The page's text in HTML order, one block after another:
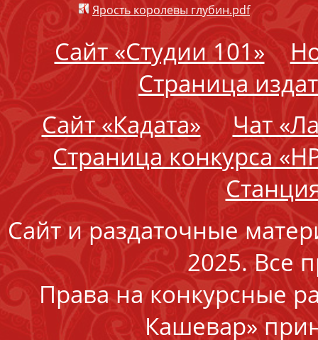
Ярость королевы глубин.pdf
Сайт «Студии 101»
Страница
Сайт «Кадата»
Чат
Страница конкурса
Сайт и раздаточные
2025. Все
Права на конкурсные
Кашевар»